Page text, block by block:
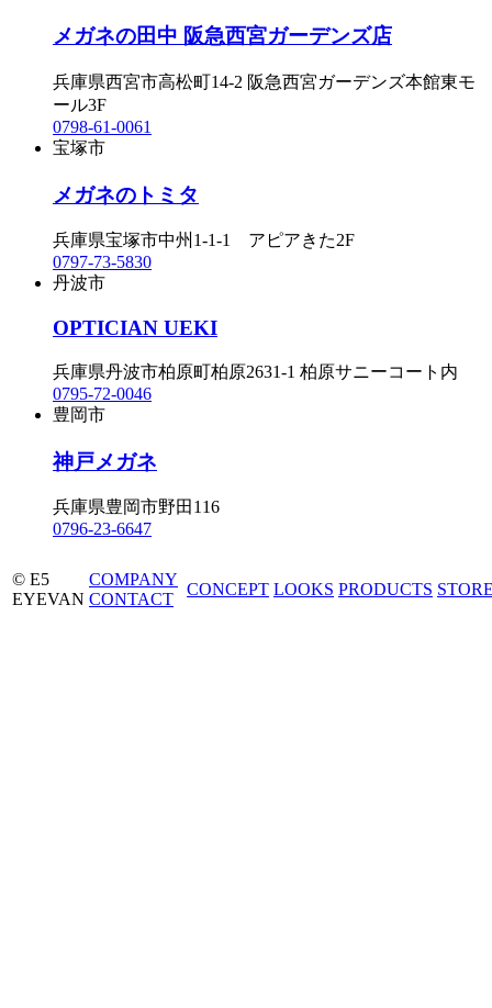
メガネの田中 阪急西宮ガーデンズ店
兵庫県西宮市高松町14-2 阪急西宮ガーデンズ本館東モ
ール3F
0798-61-0061
宝塚市
メガネのトミタ
兵庫県宝塚市中州1-1-1 アピアきた2F
0797-73-5830
丹波市
OPTICIAN UEKI
兵庫県丹波市柏原町柏原2631-1 柏原サニーコート内
0795-72-0046
豊岡市
神戸メガネ
兵庫県豊岡市野田116
0796-23-6647
© E5
EYEVAN
COMPANY
CONTACT
CONCEPT LOOKS PRODUCTS